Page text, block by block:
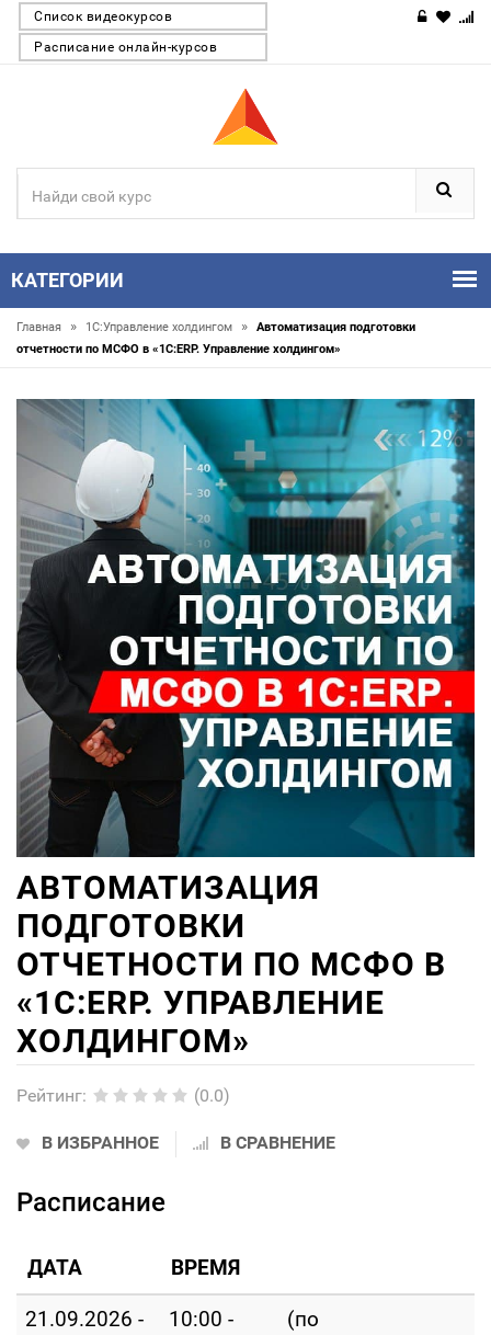
Список видеокурсов
Расписание онлайн-курсов
КАТЕГОРИИ
Главная » 1С:Управление холдингом »
Автоматизация подготовки
отчетности по МСФО в «1С:ERP. Управление холдингом»
АВТОМАТИЗАЦИЯ
ПОДГОТОВКИ
ОТЧЕТНОСТИ ПО МСФО В
«1С:ERP. УПРАВЛЕНИЕ
ХОЛДИНГОМ»
Рейтинг: (0.0)
В ИЗБРАННОЕ В СРАВНЕНИЕ
Расписание
ДАТА ВРЕМЯ
21.09.2026 -
10:00 -
(по